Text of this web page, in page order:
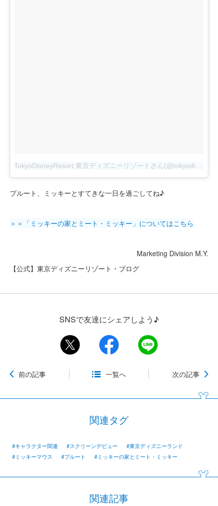
TokyoDisneyResort 東京ディズニーリゾートさん(@tokyodisneyresort_official)がシェアした投稿
プルート、ミッキーとすてきな一日を過ごしてね♪
＞＞「ミッキーの家とミート・ミッキー」についてはこちら
Marketing Division M.Y.
【公式】東京ディズニーリゾート・ブログ
SNSで友達にシェアしよう♪
前の記事 一覧へ 次の記事
関連タグ
#キャラクター関連 #スクリーンデビュー
#東京ディズニーランド
#ミッキーマウス
#プルート #ミッキーの家とミート・ミッキー
関連記事